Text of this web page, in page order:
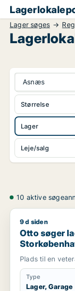
Lager søges
Asnæs
Lager
Leje/salg
Størrelse
10 aktive
Otto søger
9 d siden
Otto søger
Region
Plads til en
Type
Lager, Garage